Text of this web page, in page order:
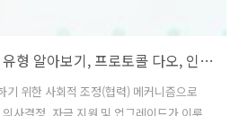
(DAOs) 다오의 종류와 유형 알아보기, 프로토콜 다오, 인베스트 다오
기 위한 사회적 조정(협력) 메커니즘으로